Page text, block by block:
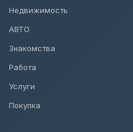
Недвижимость
АВТО
Знакомства
Работа
Услуги
Покупка